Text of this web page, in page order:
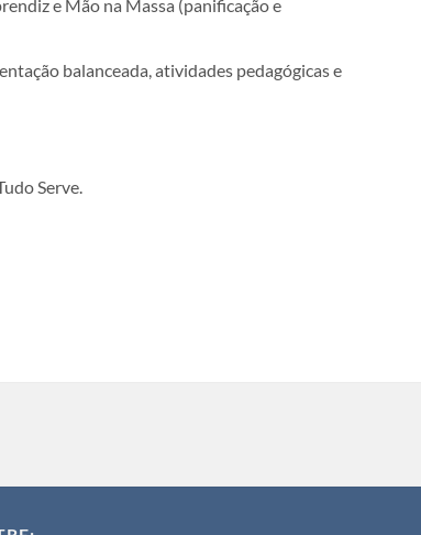
e Mão na Massa (panificação e
balanceada, atividades pedagógicas e
Serve.